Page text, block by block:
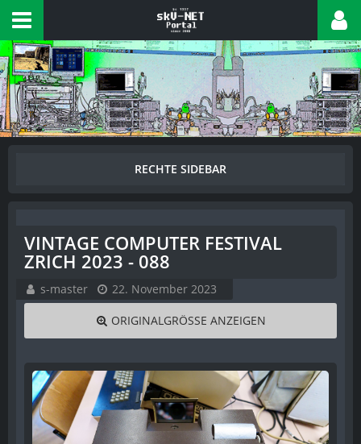
VINTAGE COMPUTER FESTIVAL
ZRICH 2023 - 088
s-master 22. November 2023
ORIGINALGRÖSSE ANZEIGEN